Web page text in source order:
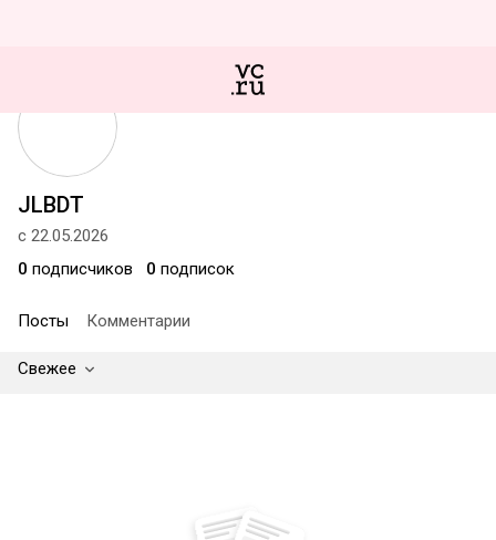
JLBDT
с 22.05.2026
0 подписчиков 0 подписок
Посты Комментарии
Свежее